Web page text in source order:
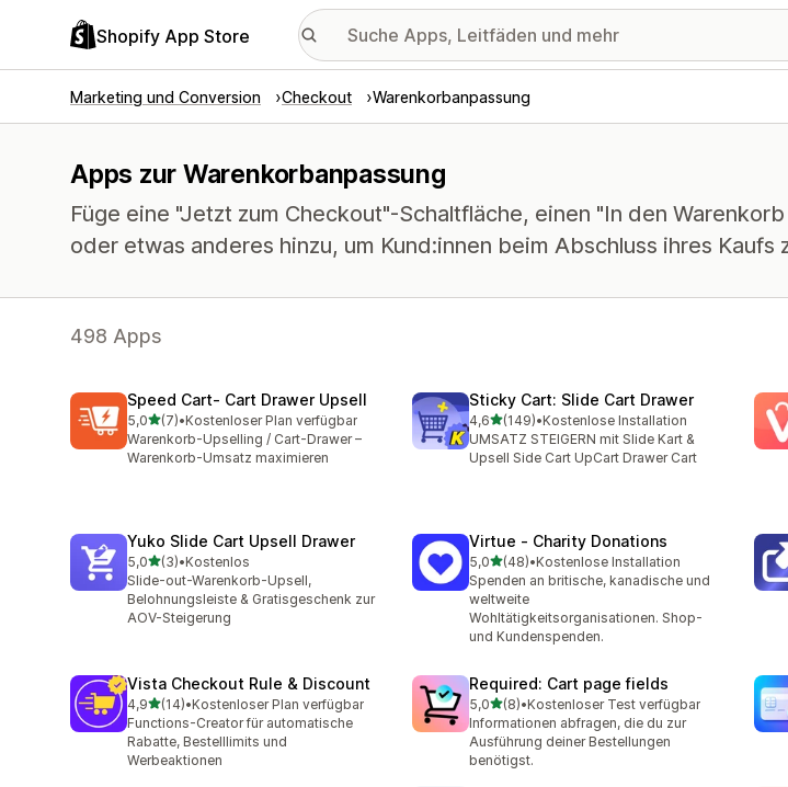
Shopify App Store
Marketing und Conversion Checkout Warenkorbanpassung
Apps zur Warenkorbanpassung
Füge eine "Jetzt zum Checkout"-Schaltfläche, einen "In den
oder etwas anderes hinzu, um Kund:innen beim Abschluss ihres Kaufs
498 Apps
Speed Cart‑ Cart Drawer Upsell
5,0von 5 Sternen
(7)
7 Rezensionen insgesamt
•Kostenloser Plan verfügbar
Warenkorb-Upselling / Cart-Drawer –
Warenkorb-Umsatz maximieren
Sticky Cart: Slide Cart Drawer
4,6von 5 Sternen
(149)
149 Rezensionen insgesamt
•Kostenlose Installation
UMSATZ STEIGERN mit Slide Kart &
Upsell Side Cart UpCart Drawer Cart
Yuko Slide Cart Upsell Drawer
5,0von 5 Sternen
(3)
3 Rezensionen insgesamt
•Kostenlos
Slide-out-Warenkorb-Upsell,
Belohnungsleiste & Gratisgeschenk zur
AOV-Steigerung
Virtue ‑ Charity Donations
5,0von 5 Sternen
(48)
48 Rezensionen insgesamt
•Kostenlose Installation
Spenden an britische, kanadische und
weltweite
Wohltätigkeitsorganisationen. Shop-
und Kundenspenden.
Vista Checkout Rule & Discount
4,9von 5 Sternen
(14)
14 Rezensionen insgesamt
•Kostenloser Plan verfügbar
Functions-Creator für automatische
Rabatte, Bestelllimits und
Werbeaktionen
Required: Cart page fields
5,0von 5 Sternen
(8)
8 Rezensionen insgesamt
•Kostenloser Test verfügbar
Informationen abfragen, die du zur
Ausführung deiner Bestellungen
benötigst.